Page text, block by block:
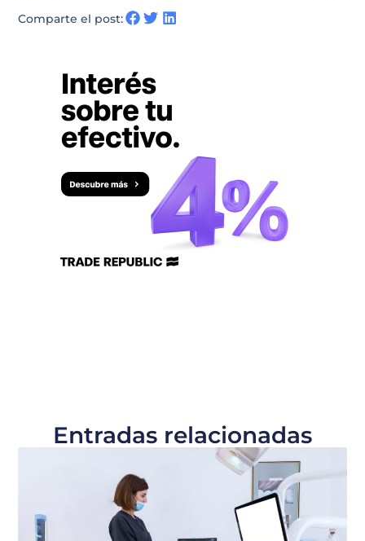
Comparte el post:
Entradas relacionadas